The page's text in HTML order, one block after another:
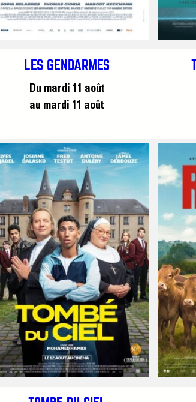
LES GENDARMES
Du mardi 11 août
au mardi 11 août